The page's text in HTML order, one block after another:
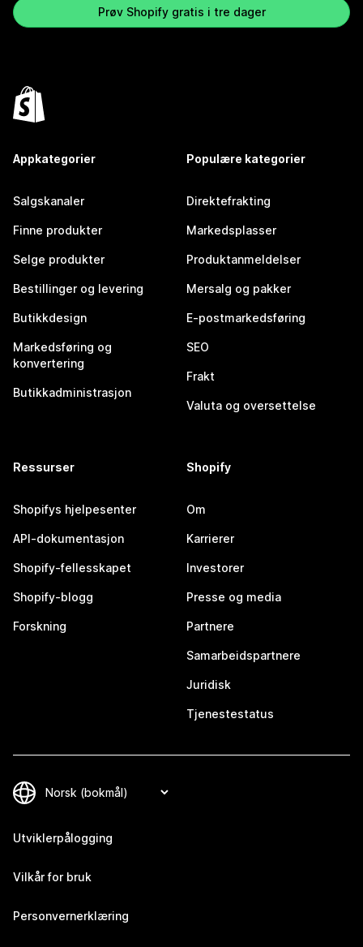
Prøv Shopify gratis i tre dager
Appkategorier
Salgskanaler
Finne produkter
Selge produkter
Bestillinger og levering
Butikkdesign
Markedsføring og
konvertering
Butikkadministrasjon
Populære kategorier
Direktefrakting
Markedsplasser
Produktanmeldelser
Mersalg og pakker
E-postmarkedsføring
SEO
Frakt
Valuta og oversettelse
Ressurser
Shopifys hjelpesenter
API-dokumentasjon
Shopify-fellesskapet
Shopify-blogg
Forskning
Shopify
Om
Karrierer
Investorer
Presse og media
Partnere
Samarbeidspartnere
Juridisk
Tjenestestatus
Utviklerpålogging
Vilkår for bruk
Personvernerklæring